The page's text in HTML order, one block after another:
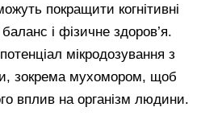
покращити когнітивні
і фізичне здоров’я.
мікродозування з
зокрема мухомором, щоб
вплив на організм людини.